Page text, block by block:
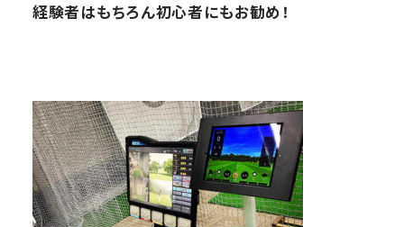
経験者はもちろん初心者にもお勧め！